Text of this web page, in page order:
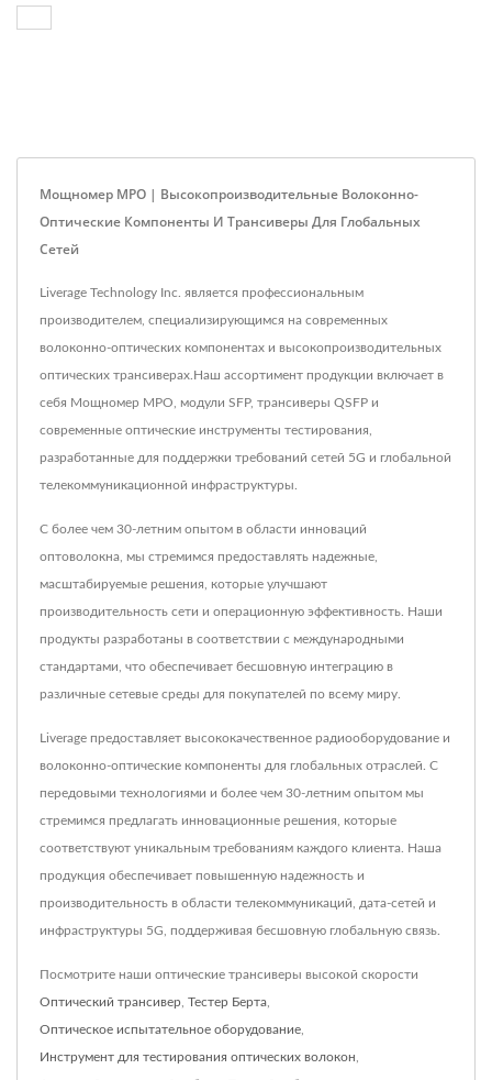
Мощномер MPO | Высокопроизводительные Волоконно-
Оптические Компоненты И Трансиверы Для Глобальных
Сетей
Liverage Technology Inc. является профессиональным
производителем, специализирующимся на современных
волоконно-оптических компонентах и высокопроизводительных
оптических трансиверах.Наш ассортимент продукции включает в
себя Мощномер MPO, модули SFP, трансиверы QSFP и
современные оптические инструменты тестирования,
разработанные для поддержки требований сетей 5G и глобальной
телекоммуникационной инфраструктуры.
С более чем 30-летним опытом в области инноваций
оптоволокна, мы стремимся предоставлять надежные,
масштабируемые решения, которые улучшают
производительность сети и операционную эффективность. Наши
продукты разработаны в соответствии с международными
стандартами, что обеспечивает бесшовную интеграцию в
различные сетевые среды для покупателей по всему миру.
Liverage предоставляет высококачественное радиооборудование и
волоконно-оптические компоненты для глобальных отраслей. С
передовыми технологиями и более чем 30-летним опытом мы
стремимся предлагать инновационные решения, которые
соответствуют уникальным требованиям каждого клиента. Наша
продукция обеспечивает повышенную надежность и
производительность в области телекоммуникаций, дата-сетей и
инфраструктуры 5G, поддерживая бесшовную глобальную связь.
Посмотрите наши оптические трансиверы высокой скорости
Оптический трансивер Тестер Берта
Оптическое испытательное оборудование
Инструмент для тестирования оптических волокон